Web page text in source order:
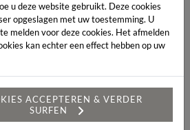
artikel?
u deze website gebruikt. Deze cookies
opgeslagen met uw toestemming. U
melden voor deze cookies. Het afmelden
kan echter een effect hebben op uw
ACCEPTEREN & VERDER
SURFEN